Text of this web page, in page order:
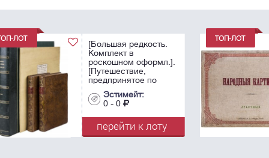
[Исключительная
редкость]. Народные
картины : Лубочные :
[Альбом]. - М.: Изд.
тов-ва И.Д. Сытина,
[1894]. - [146] л. ил.;
35,5х44,8 см.
перейти к лоту